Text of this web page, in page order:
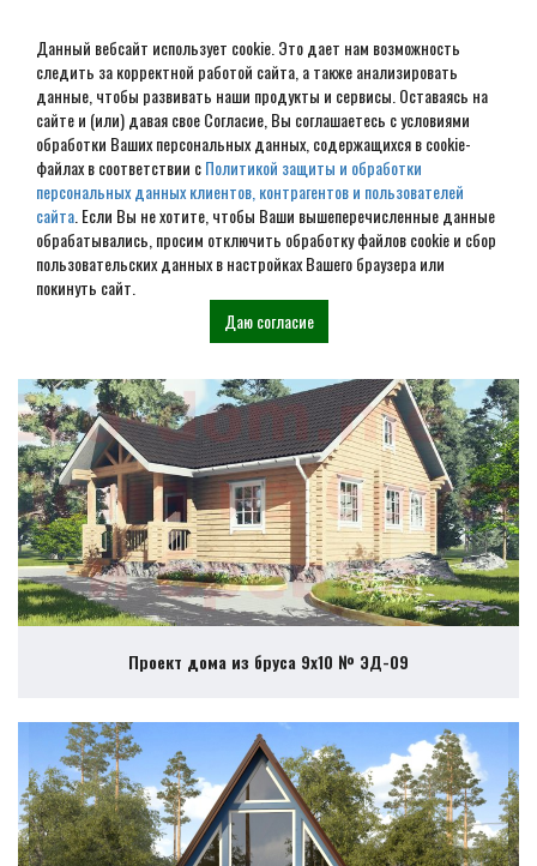
Данный вебсайт использует cookie. Это дает нам возможность
следить за корректной работой сайта, а также анализировать
данные, чтобы развивать наши продукты и сервисы. Оставаясь на
сайте и (или) давая свое Согласие, Вы соглашаетесь с условиями
обработки Ваших персональных данных, содержащихся в cookie-
файлах в соответствии сПолитикой защиты и обработки
персональных данных клиентов, контрагентов и пользователей
сайта . Если Вы не хотите, чтобы Ваши вышеперечисленные данные
обрабатывались, просим отключить обработку файлов cookie и сбор
пользовательских данных в настройках Вашего браузера или
покинуть сайт.
Даю согласие
Дом из бревна под ключ в
Тутаеве
Наши проекты
Проект дома из бруса 9х10 № ЭД-09